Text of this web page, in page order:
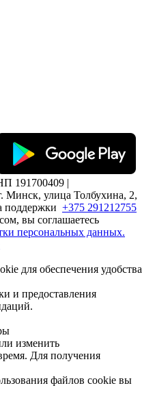
191700409 |
Минск, улица Толбухина, 2,
поддержки +375 291212755
вы соглашаетесь
персональных данных.
для обеспечения удобства
и предоставления
изменить
Для получения
файлов cookie вы